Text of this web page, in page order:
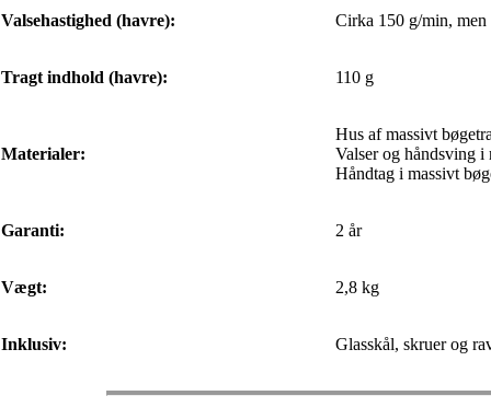
Valsehastighed (havre): Cirka 150 g/min,
Tragt indhold (havre): 110 g
Materialer:
Hus af massivt
Valser og håndsving i
Håndtag i massivt
Garanti: 2 år
Vægt: 2,8 kg
Inklusiv: Glasskål, skruer og